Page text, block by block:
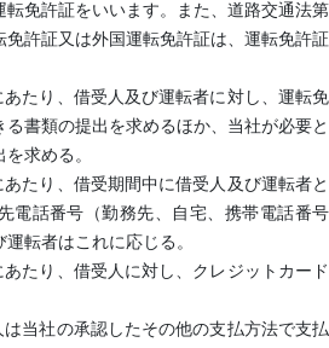
転免許証をいいます。また、道路交通法第
免許証又は外国運転免許証は、運転免許証
たり、借受人及び運転者に対し、運転免
書類の提出を求めるほか、当社が必要と
求める。
たり、借受期間中に借受人及び運転者と
電話番号（勤務先、自宅、携帯電話番号
転者はこれに応じる。
たり、借受人に対し、クレジットカード
当社の承認したその他の支払方法で支払